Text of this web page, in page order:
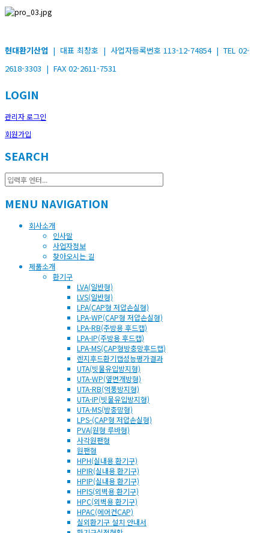
현대환기산업 | 대표 최창호 | 사업자등록번호 113-12-74854 | TEL 02-
2618-3303 | FAX 02-2611-7531
LOGIN
관리자 로그인
회원가입
SEARCH
MENU NAVIGATION
회사소개
인사말
사업자정보
찾아오시는 길
제품소개
환기구
LVA(일반형)
LVS(일반형)
LPA(CAP형 저압손실형)
LPA-WP(CAP형 저압손실형)
LPA-RB(주방용 후드캡)
LPA-IP(주방용 후드캡)
LPA-MS(CAP형방충망후드캡)
렌지후드환기캡성능평가결과
UTA(빗물유입방지형)
UTA-WP(옆면개방형)
UTA-RB(역풍방지형)
UTA-IP(빗물유입방지형)
UTA-MS(방충망형)
LPS-(CAP형 저압손실형)
PVA(원형 루바형)
사각원팬형
원팬형
HPH(실내용 환기구)
HPIR(실내용 환기구)
HPIP(실내용 환기구)
HPIS(외벽용 환기구)
HPC(외벽용 환기구)
HPAC(에어컨CAP)
실외환기구 설치 안내서